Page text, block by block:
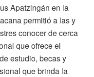
Apatzingán en la
permitió a las y
conocer de cerca
que ofrece el
estudio, becas y
que brinda la